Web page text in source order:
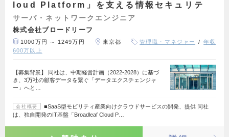
loud Platform」を支える情報セキュリテ
サーバ・ネットワークエンジニア
株式会社ブロードリーフ
1000万円 ～ 1249万円 東京都 管理職・マネジャー
年収
600万以上
【募集背景】 同社は、中期経営計画（2022-2028）に基づ
き、3万社の顧客データを繋ぐ「データエクスチェンジャ
ー」へと…
会社概要
■SaaS型モビリティ産業向けクラウドサービスの開発、提供 同社
は、独自開発のIT基盤「Broadleaf Cloud P…